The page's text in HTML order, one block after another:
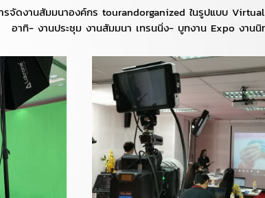
รจัดงานสัมมนาองค์กร tourandorganized ในรูปแบบ
อาทิ- งานประชุม งานสัมมนา เทรนนิ่ง- บูทงาน Expo งาน